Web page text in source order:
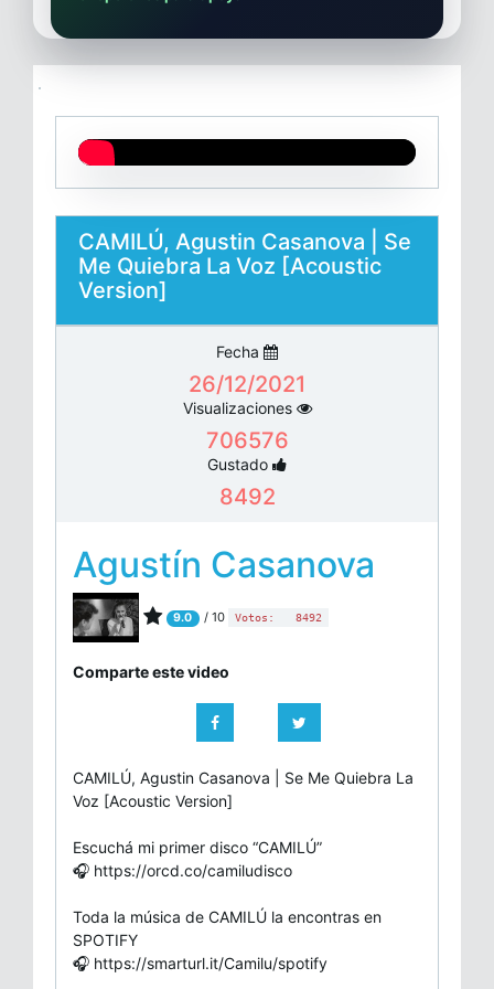
CAMILÚ, Agustin Casanova | Se
Me Quiebra La Voz [Acoustic
Version]
Fecha
26/12/2021
Visualizaciones
706576
Gustado
8492
Agustín Casanova
9.0 / 10 Votos: 8492
Comparte este video
CAMILÚ, Agustin Casanova | Se Me Quiebra La
Voz [Acoustic Version]
Escuchá mi primer disco “CAMILÚ”
🎧 https://orcd.co/camiludisco
Toda la música de CAMILÚ la encontras en
SPOTIFY
🎧 https://smarturl.it/Camilu/spotify